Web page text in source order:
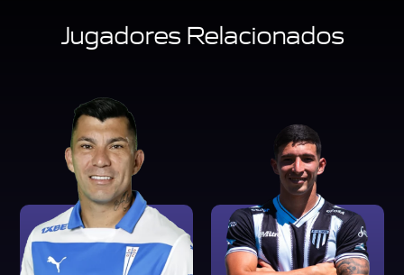
Jugadores Relacionados